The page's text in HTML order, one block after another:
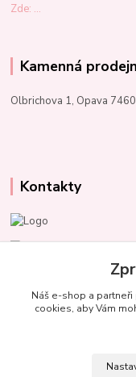
Zde: ...
Kamenná
Olbrichova 1, Opava
Kontakty
Marcela
+420
Náš e-shop a partneři
cookies, aby Vám